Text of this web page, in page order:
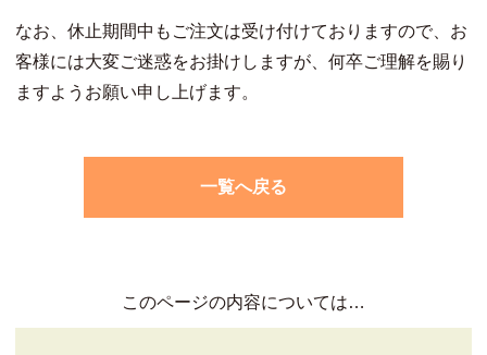
なお、休止期間中もご注文は受け付けておりますので、お
客様には大変ご迷惑をお掛けしますが、何卒ご理解を賜り
ますようお願い申し上げます。
一覧へ戻る
このページの内容については…